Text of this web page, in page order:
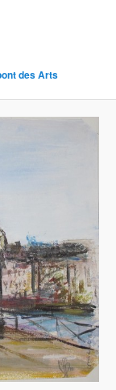
des Arts